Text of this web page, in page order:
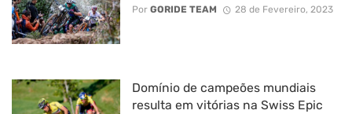
Por GORIDE TEAM 28 de Fevereiro, 2023
Domínio de campeões mundiais
resulta em vitórias na Swiss Epic